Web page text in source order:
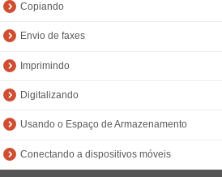
Copiando
Envio de faxes
Imprimindo
Digitalizando
Usando o Espaço de Armazenamento
Conectando a dispositivos móveis